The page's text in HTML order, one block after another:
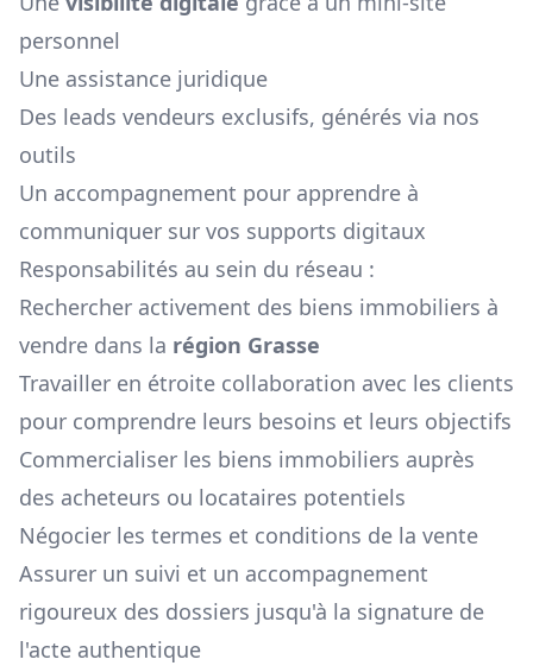
personnel
Une assistance juridique
Des leads vendeurs exclusifs, générés via nos
outils
Un accompagnement pour apprendre à
communiquer sur vos supports digitaux
Responsabilités au sein du réseau :
Rechercher activement des biens immobiliers à
vendre dans la région Grasse
Travailler en étroite collaboration avec les clients
pour comprendre leurs besoins et leurs objectifs
Commercialiser les biens immobiliers auprès
des acheteurs ou locataires potentiels
Négocier les termes et conditions de la vente
Assurer un suivi et un accompagnement
rigoureux des dossiers jusqu'à la signature de
l'acte authentique